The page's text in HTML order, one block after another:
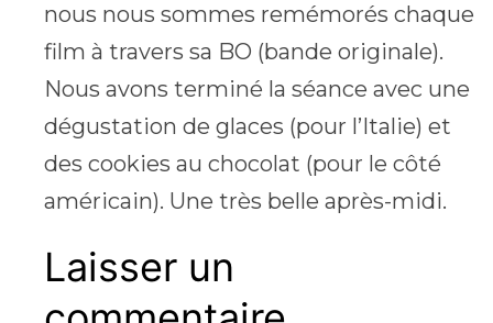
nous nous sommes remémorés chaque
film à travers sa BO (bande originale).
Nous avons terminé la séance avec une
dégustation de glaces (pour l’Italie) et
des cookies au chocolat (pour le côté
américain). Une très belle après-midi.
Laisser un